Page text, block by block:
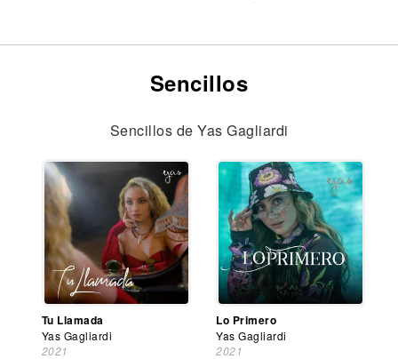
Sencillos
Sencillos de Yas Gagliardi
Tu Llamada
Yas Gagliardi
2021
Lo Primero
Yas Gagliardi
2021